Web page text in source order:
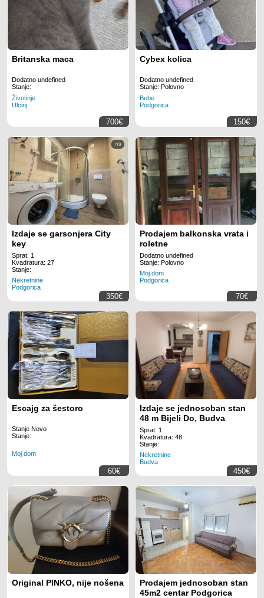
Britanska maca
Dodatno undefined
Stanje:
Životinje
Ulcinj
700€
Cybex kolica
Dodatno undefined
Stanje: Polovno
Bebe
Podgorica
150€
Izdaje se garsonjera City
key
Sprat: 1
Kvadratura: 27
Stanje:
Nekretnine
Podgorica
350€
Prodajem balkonska vrata i
roletne
Dodatno undefined
Stanje: Polovno
Moj dom
Podgorica
70€
Escajg za šestoro
Stanje Novo
Stanje:
Moj dom
60€
Izdaje se jednosoban stan
48 m Bijeli Do, Budva
Sprat: 1
Kvadratura: 48
Stanje:
Nekretnine
Budva
450€
Original PINKO, nije nošena
Prodajem jednosoban stan
45m2 centar Podgorica